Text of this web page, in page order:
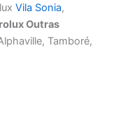
Vila Sonia,
Outras
Tamboré,